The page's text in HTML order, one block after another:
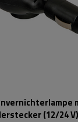
(12/24 V)